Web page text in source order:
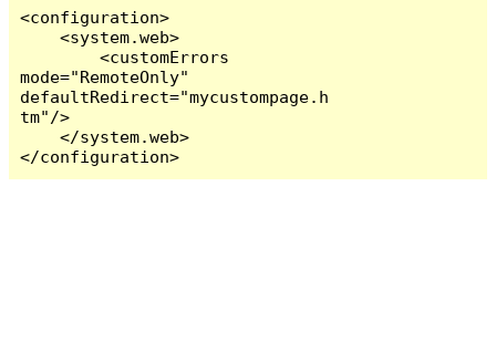
<configuration>
    <system.web>
        <customErrors
mode="RemoteOnly"
defaultRedirect="mycustompage.h
tm"/>
    </system.web>
</configuration>